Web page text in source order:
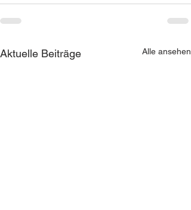
Aktuelle Beiträge Alle ansehen